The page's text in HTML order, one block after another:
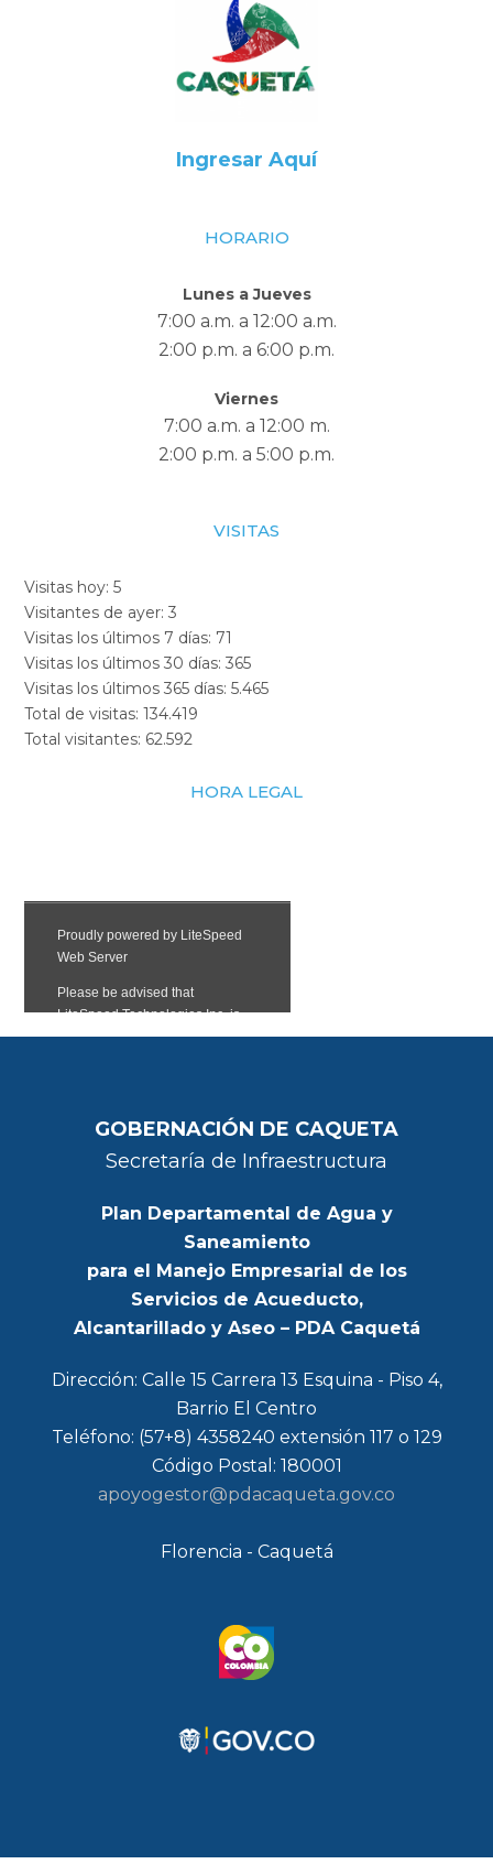
Ingresar Aquí
HORARIO
Lunes a Jueves
7:00 a.m. a 12:00 a.m.
2:00 p.m. a 6:00 p.m.
Viernes
7:00 a.m. a 12:00 m.
2:00 p.m. a 5:00 p.m.
VISITAS
Visitas hoy:5
Visitantes de ayer:3
Visitas los últimos 7 días: 71
Visitas los últimos 30 días:365
Visitas los últimos 365 días:5.465
Total de visitas:134.419
Total visitantes: 62.592
HORA LEGAL
GOBERNACIÓN DE CAQUETA
Secretaría de Infraestructura
Plan Departamental de Agua y
Saneamiento
para el Manejo Empresarial de los
Servicios de Acueducto,
Alcantarillado y Aseo – PDA Caquetá
Dirección: Calle 15 Carrera 13 Esquina - Piso 4,
Barrio El Centro
Teléfono: (57+8) 4358240 extensión 117 o 129
Código Postal: 180001
apoyogestor@pdacaqueta.gov.co
Florencia - Caquetá